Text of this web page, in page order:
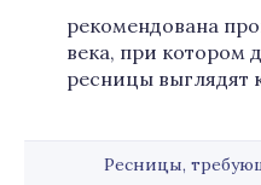
рекомендована
века, при котором
ресницы выглядят
Ресницы,